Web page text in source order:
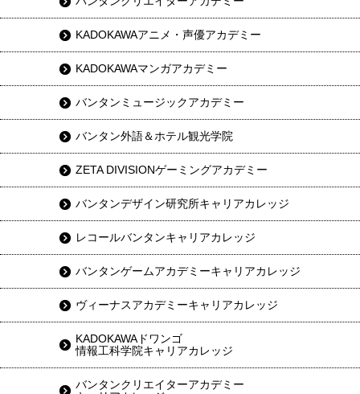
KADOKAWAアニメ・声優アカデミー
KADOKAWAマンガアカデミー
バンタンミュージックアカデミー
バンタン外語＆ホテル観光学院
ZETA DIVISIONゲーミングアカデミー
バンタンデザイン研究所キャリアカレッジ
レコールバンタンキャリアカレッジ
バンタンゲームアカデミーキャリアカレッジ
ヴィーナスアカデミーキャリアカレッジ
KADOKAWAドワンゴ
情報工科学院キャリアカレッジ
バンタンクリエイターアカデミー